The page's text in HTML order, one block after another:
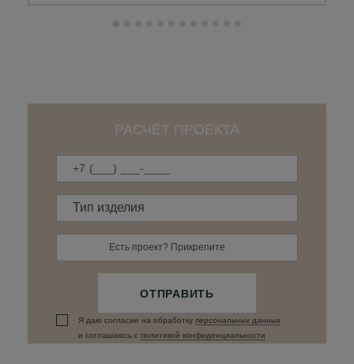
РАСЧЁТ ПРОЕКТА
Есть проект? Прикрепите
ОТПРАВИТЬ
Я даю согласие на обработку персональных данныx
и соглашаюсь c политикой конфиденциальности